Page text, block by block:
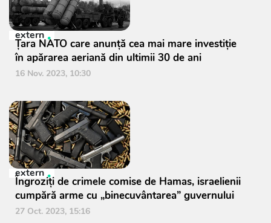
extern
Țara NATO care anunță cea mai mare investiție
în apărarea aeriană din ultimii 30 de ani
16 Nov. 2023, 10:30
extern
Îngroziţi de crimele comise de Hamas, israelienii
cumpără arme cu „binecuvântarea” guvernului
27 Oct. 2023, 15:16